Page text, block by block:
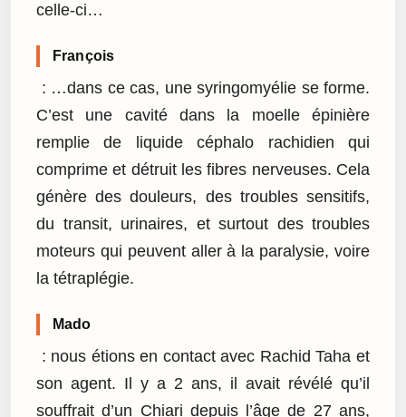
celle-ci…
François
: …dans ce cas, une syringomyélie se forme.
C’est une cavité dans la moelle épinière
remplie de liquide céphalo rachidien qui
comprime et détruit les fibres nerveuses. Cela
génère des douleurs, des troubles sensitifs,
du transit, urinaires, et surtout des troubles
moteurs qui peuvent aller à la paralysie, voire
la tétraplégie.
Mado
: nous étions en contact avec Rachid Taha et
son agent. Il y a 2 ans, il avait révélé qu’il
souffrait d’un Chiari depuis l’âge de 27 ans,